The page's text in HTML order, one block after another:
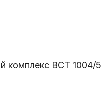
комплекс ВСТ 1004/5